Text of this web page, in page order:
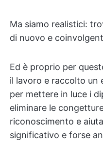
Ma siamo realistici:
di nuovo e
Ed è proprio per
il lavoro e raccolto un
per mettere in luce i
eliminare le
riconoscimento e
significativo e forse